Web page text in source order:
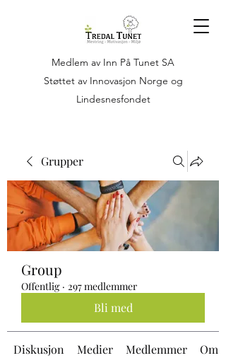
Medlem av Inn På Tunet SA
Støttet av Innovasjon Norge og
Lindesnesfondet
Grupper
Group
Offentlig · 297 medlemmer
Bli med
Diskusjon Medier Medlemmer Om